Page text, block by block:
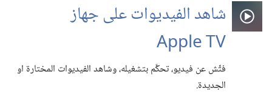
شاهد الفيديوات على جهاز
Apple TV
فتِّش عن فيديو،‏ تحكَّم بتشغيله،‏ وشاهد الفيديوات المختارة او
الجديدة.‏